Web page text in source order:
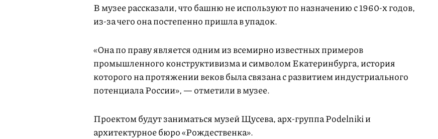
В музее рассказали, что башню не используют по назначению с 1960-х годов,
из-за чего она постепенно пришла в упадок.
«Она по праву является одним из всемирно известных примеров
промышленного конструктивизма и символом Екатеринбурга, история
которого на протяжении веков была связана с развитием индустриального
потенциала России», — отметили в музее.
Проектом будут заниматься музей Щусева, арх-группа Podelniki и
архитектурное бюро «Рождественка».